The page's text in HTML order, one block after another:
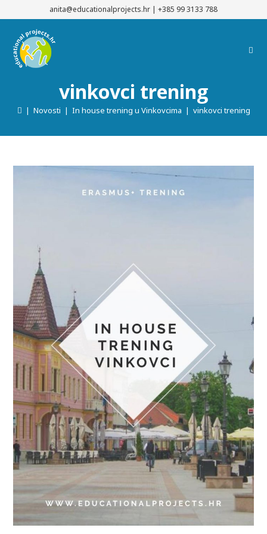
na
sadržaj
anita@educationalprojects.hr | +385 99 3133 788
vinkovci trening
| Novosti | In house trening u Vinkovcima | vinkovci trening